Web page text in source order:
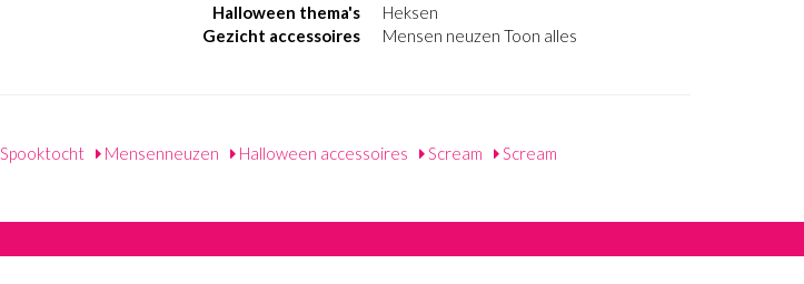
Halloween thema's
Heksen
Gezicht accessoires
Mensen neuzen Toon alles
Spooktocht Mensenneuzen Halloween accessoires Scream
Scream